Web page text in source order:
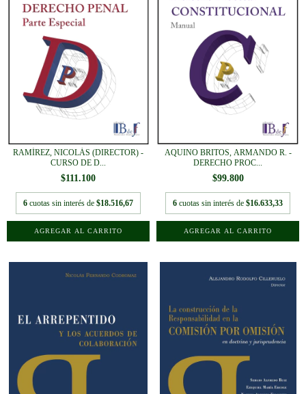
RAMÍREZ, NICOLÁS (DIRECTOR) -
CURSO DE D...
$111.100
6 cuotas sin interés de $18.516,67
AQUINO BRITOS, ARMANDO R. -
DERECHO PROC...
$99.800
6 cuotas sin interés de $16.633,33